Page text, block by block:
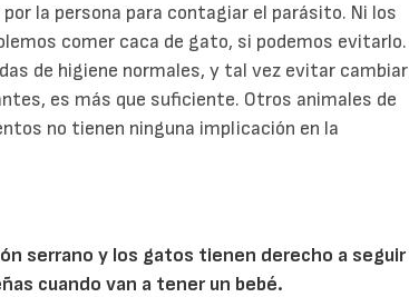
la persona para contagiar el parásito. Ni los
comer caca de gato, si podemos evitarlo.
de higiene normales, y tal vez evitar cambiar
es más que suficiente. Otros animales de
no tienen ninguna implicación en la
serrano y los gatos tienen derecho a seguir
cuando van a tener un bebé.